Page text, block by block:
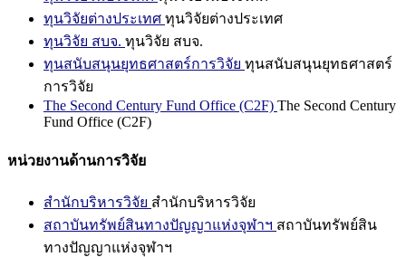
ทุนวิจัยต่างประเทศ ทุนวิจัยต่างประเทศ
ทุนวิจัย สบจ. ทุนวิจัย สบจ.
ทุนสนับสนุนยุทธศาสตร์การวิจัย ทุนสนับสนุนยุทธศาสตร์
การวิจัย
The Second Century Fund Office (C2F) The Second Century
Fund Office (C2F)
หน่วยงานด้านการวิจัย
สำนักบริหารวิจัย สำนักบริหารวิจัย
สถาบันทรัพย์สินทางปัญญาแห่งจุฬาฯ สถาบันทรัพย์สิน
ทางปัญญาแห่งจุฬาฯ